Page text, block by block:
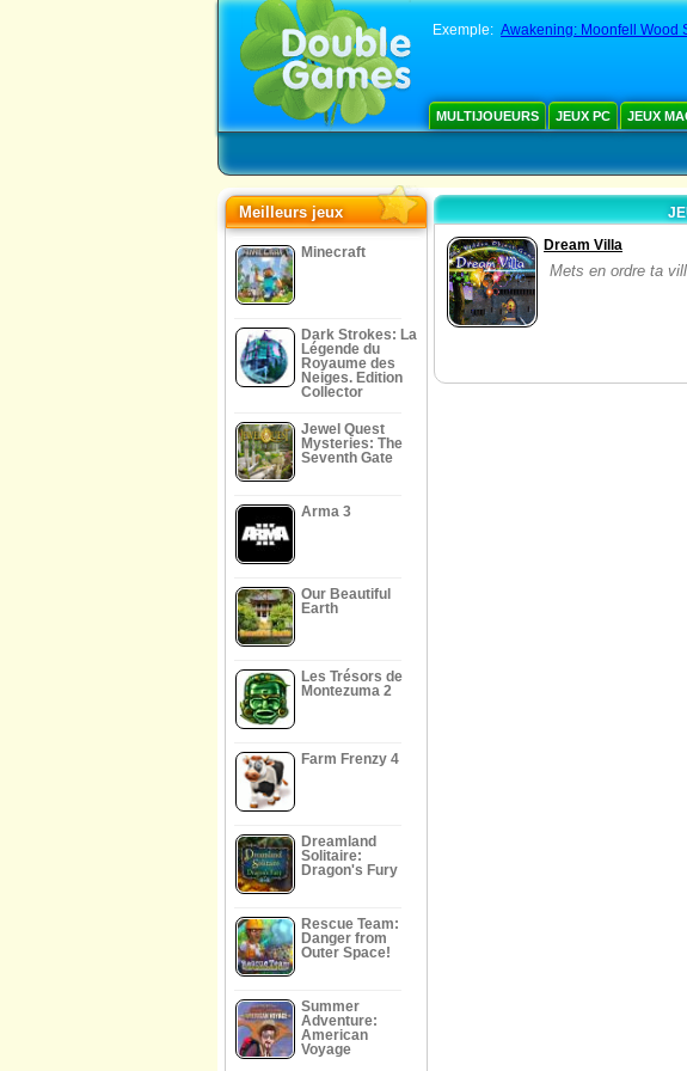
Exemple: Awakening: Moonfell Wood
MULTIJOUEURS JEUX PC JEUX
Meilleurs jeux
Minecraft
Dark Strokes: La
Légende du
Royaume des
Neiges. Edition
Collector
Jewel Quest
Mysteries: The
Seventh Gate
Arma 3
Our Beautiful
Earth
Les Trésors de
Montezuma 2
Farm Frenzy 4
Dreamland
Solitaire:
Dragon's Fury
Rescue Team:
Danger from
Outer Space!
Summer
Adventure:
American
Voyage
Dream Villa
Mets en ordre ta